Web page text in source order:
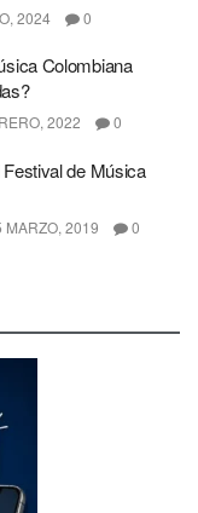
2024 0
Colombiana
2022 0
de Música
2019 0